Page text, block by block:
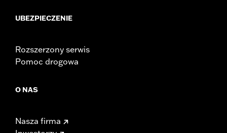
UBEZPIECZENIE
Rozszerzony serwis
Pomoc drogowa
O NAS
Nasza firma